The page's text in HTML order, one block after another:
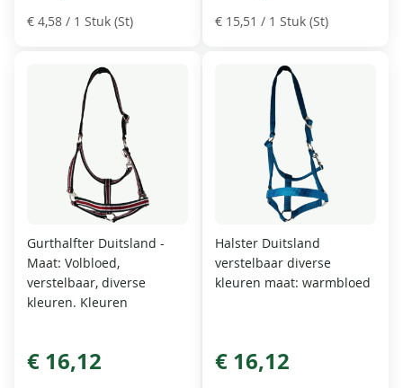
€ 4,58 / 1 Stuk (St) € 15,51 / 1 Stuk (St)
Gurthalfter Duitsland -
Maat: Volbloed,
verstelbaar, diverse
kleuren. Kleuren
€ 16,12
Halster Duitsland
verstelbaar diverse
kleuren maat: warmbloed
€ 16,12